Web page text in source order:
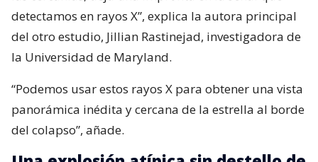
detectamos en rayos X”, explica la autora principal
del otro estudio, Jillian Rastinejad, investigadora de
la Universidad de Maryland.
“Podemos usar estos rayos X para obtener una vista
panorámica inédita y cercana de la estrella al borde
del colapso”, añade.